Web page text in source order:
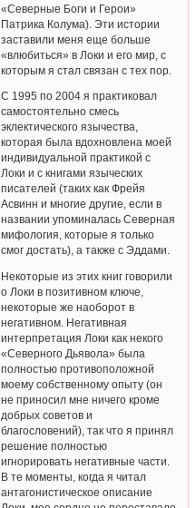
«Северные Боги и Герои»
Патрика Колума). Эти истории
заставили меня еще больше
«влюбиться» в Локи и его мир, с
которым я стал связан с тех пор.
С 1995 по 2004 я практиковал
самостоятельно смесь
эклектического язычества,
которая была вдохновлена моей
индивидуальной практикой с
Локи и с книгами языческих
писателей (таких как Фрейя
Асвинн и многие другие, если в
названии упоминалась Северная
мифология, которые я только
смог достать), а также с Эддами.
Некоторые из этих книг говорили
о Локи в позитивном ключе,
некоторые же наоборот в
негативном. Негативная
интерпретация Локи как некого
«Северного Дьявола» была
полностью противоположной
моему собственному опыту (он
не приносил мне ничего кроме
добрых советов и
благословений), так что я принял
решение полностью
игнорировать негативные части.
В те моменты, когда я читал
антагонистическое описание